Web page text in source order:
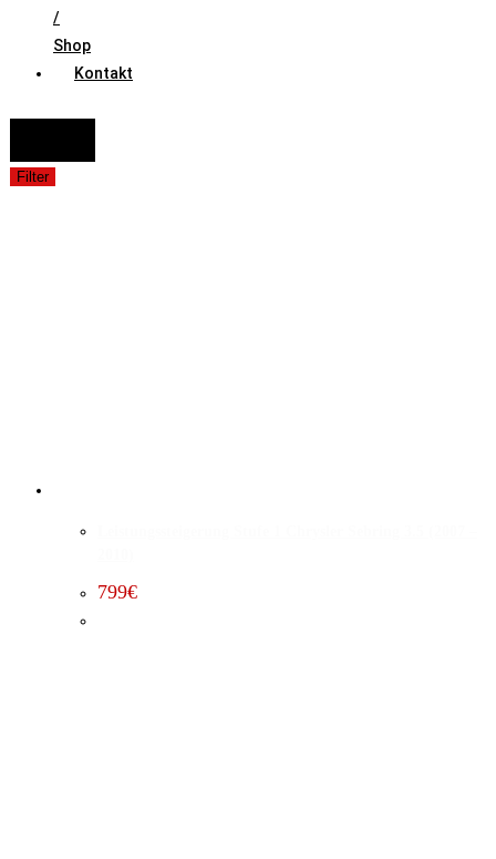
/
Shop
Kontakt
Filter
799€